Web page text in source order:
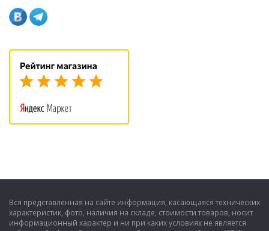
Вся представленная на сайте информация, касающаяся технических
характеристик, фото, наличия на складе, стоимости товаров, носит
информационный характер и ни при каких условиях не является